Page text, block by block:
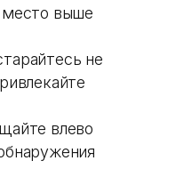
место выше
не
влево